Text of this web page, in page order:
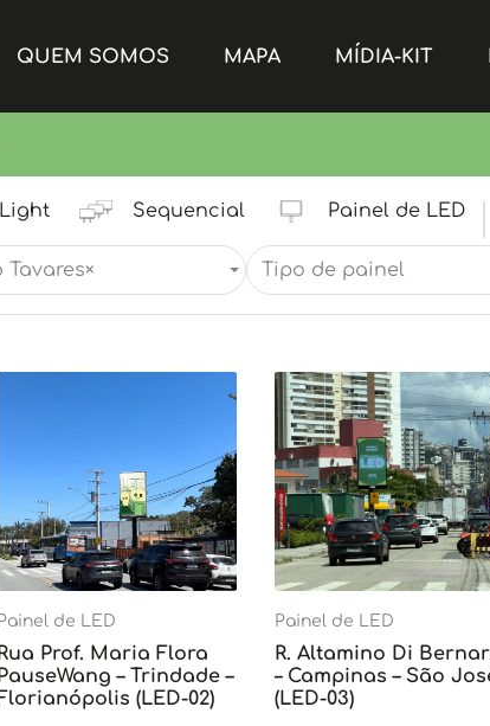
QUEM SOMOS MAPA MÍDIA-KIT
Sequencial Painel de LED
Tavares× Tipo de painel
Painel de LED
Prof. Maria Flora
– Trindade –
(LED-02)
Painel de LED
R. Altamino Di
– Campinas – São
(LED-03)